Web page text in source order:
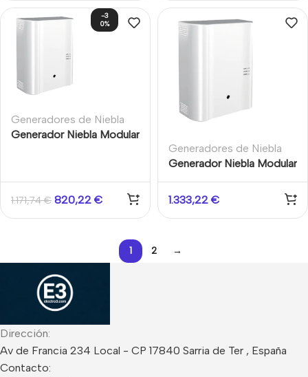
-3
0%
Generadores de Niebla
Generador Niebla Modular
1.171,74€ 820,22 €
Generadores de Niebla
Generador Niebla Modular
300
1.333,22 €
1 2 →
Dirección:
Av de Francia 234 Local - CP 17840 Sarria de Ter , España
Contacto: